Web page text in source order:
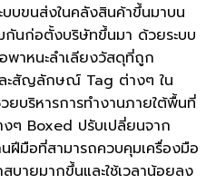
บขนส่งในคลังสินค้าขึ้นมาบน
กันก่อตั้งบริษัทขึ้นมา ด้วยระบบ
พาหนะลำเลียงวัสดุที่ถูก
ละสัญลักษณ์ Tag ต่างๆ ใน
ยบริหารการทำงานภายใต้พื้นที่
งๆ Boxed ปรับเปลี่ยนจาก
ฝีมือที่สามารถควบคุมเครื่องมือ
บายมากขึ้นและใช้เวลาน้อยลง